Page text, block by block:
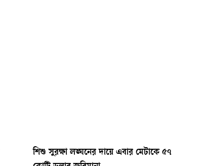
শিশু সুরক্ষা লঙ্ঘনের দায়ে এবার মেটাকে ৫৭